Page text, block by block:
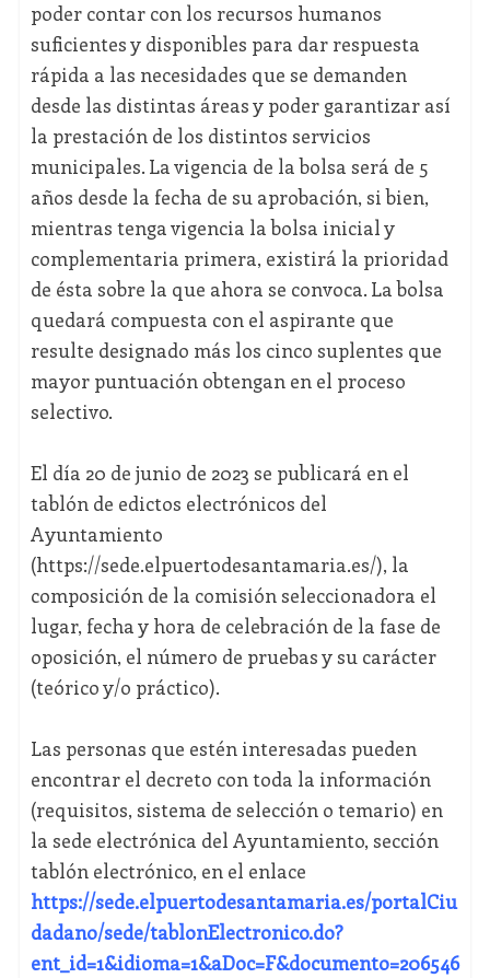
poder contar con los recursos humanos
suficientes y disponibles para dar respuesta
rápida a las necesidades que se demanden
desde las distintas áreas y poder garantizar así
la prestación de los distintos servicios
municipales. La vigencia de la bolsa será de 5
años desde la fecha de su aprobación, si bien,
mientras tenga vigencia la bolsa inicial y
complementaria primera, existirá la prioridad
de ésta sobre la que ahora se convoca. La bolsa
quedará compuesta con el aspirante que
resulte designado más los cinco suplentes que
mayor puntuación obtengan en el proceso
selectivo.
El día 20 de junio de 2023 se publicará en el
tablón de edictos electrónicos del
Ayuntamiento
(https://sede.elpuertodesantamaria.es/), la
composición de la comisión seleccionadora el
lugar, fecha y hora de celebración de la fase de
oposición, el número de pruebas y su carácter
(teórico y/o práctico).
Las personas que estén interesadas pueden
encontrar el decreto con toda la información
(requisitos, sistema de selección o temario) en
la sede electrónica del Ayuntamiento, sección
tablón electrónico, en el enlace
https://sede.elpuertodesantamaria.es/portalCiu
dadano/sede/tablonElectronico.do?
ent_id=1&idioma=1&aDoc=F&documento=206546